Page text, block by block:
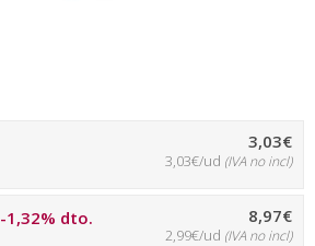
3,03€
3,03€/ud (IVA no incl)
-1,32% dto. 8,97€
2,99€/ud (IVA no incl)